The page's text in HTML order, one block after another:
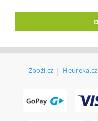
Zboží.cz | Heureka.cz